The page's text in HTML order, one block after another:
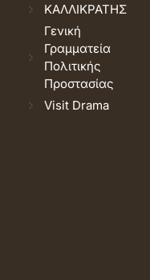
ΚΑΛΛΙΚΡΑΤΗΣ
Γενική
Γραμματεία
Πολιτικής
Προστασίας
Visit Drama